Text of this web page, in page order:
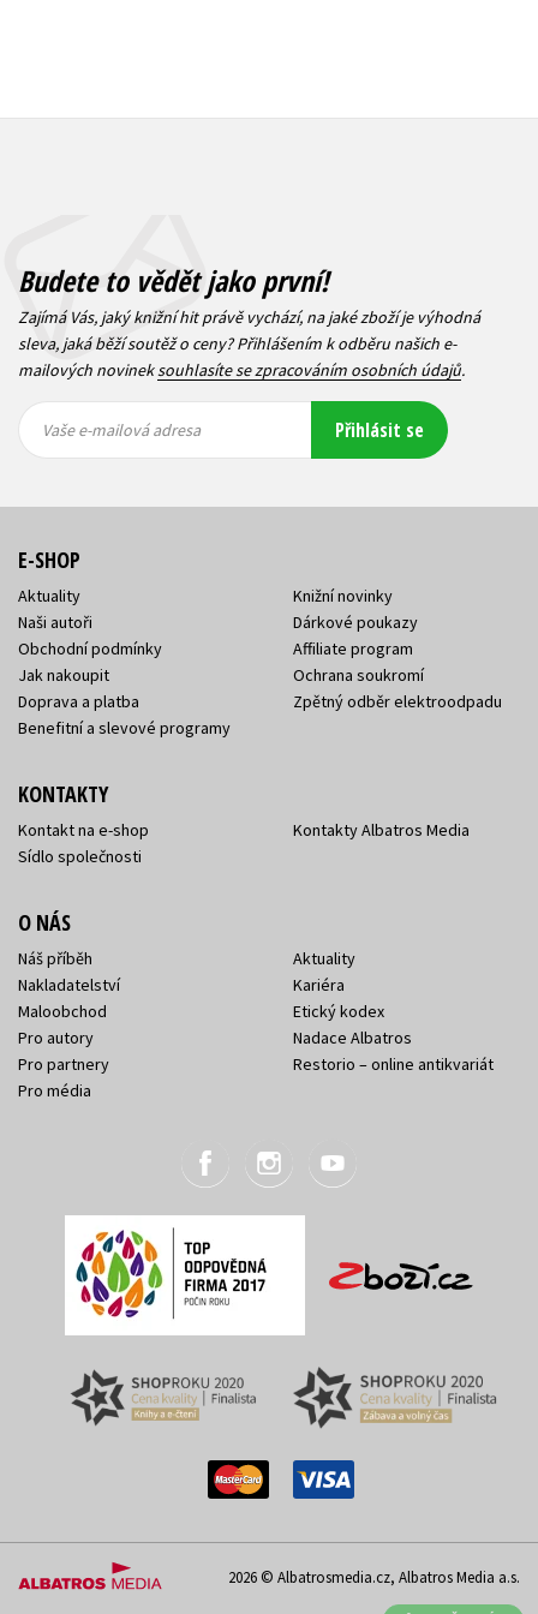
Budete to vědět jako první!
Zajímá Vás, jaký knižní hit právě vychází, na jaké zboží je výhodná
sleva, jaká běží soutěž o ceny? Přihlášením k odběru našich e-
mailových novineksouhlasíte se zpracováním osobních údajů.
mailová
mailová
Vaše e-mailová adresa Přihlásit se
E-SHOP
Aktuality
Naši autoři
Obchodní podmínky
Jak nakoupit
Doprava a platba
Benefitní a slevové programy
Knižní novinky
Dárkové poukazy
Affiliate program
Ochrana soukromí
Zpětný odběr elektroodpadu
KONTAKTY
Kontakt na e-shop
Sídlo společnosti
Kontakty Albatros Media
O NÁS
Náš příběh
Nakladatelství
Maloobchod
Pro autory
Pro partnery
Pro média
Aktuality
Kariéra
Etický kodex
Nadace Albatros
Restorio – online antikvariát
2026 © Albatrosmedia.cz, Albatros Media a.s.